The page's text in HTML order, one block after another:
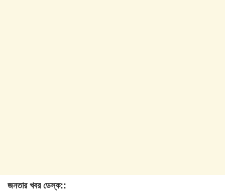
জনতার খবর ডেস্ক::